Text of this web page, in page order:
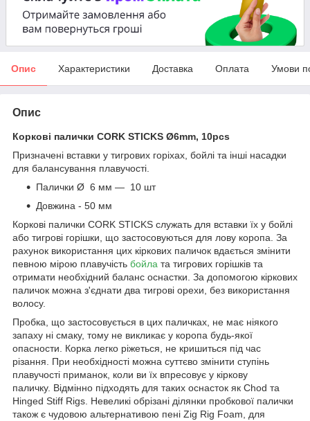
Опис Характеристики Доставка Оплата Умови
Опис
Коркові палички CORK STICKS Ø6mm, 10pcs
Призначені вставки у тигрових горіхах, бойлі та інші насадки
для балансування плавучості.
Палички Ø 6 мм — 10 шт
Довжина - 50 мм
Коркові палички CORK STICKS служать для вставки їх у бойлі
або тигрові горішки, що застосовуються для лову коропа. За
рахунок використання цих кіркових паличок вдається змінити
певною мірою плавучість бойла та тигрових горішків та
отримати необхідний баланс оснастки. За допомогою кіркових
паличок можна з'єднати два тигрові орехи, без використання
волосу.
Пробка, що застосовується в цих паличках, не має ніякого
запаху ні смаку, тому не викликає у коропа будь-якої
опасности. Корка легко ріжеться, не кришиться під час
різання. При необхідності можна суттєво змінити ступінь
плавучості приманок, коли ви їх впресовує у кіркову
паличку. Відмінно підходять для таких оснасток як Chod та
Hinged Stiff Rigs. Невеликі обрізані ділянки пробкової палички
також є чудовою альтернативою пені Zig Rig Foam, для